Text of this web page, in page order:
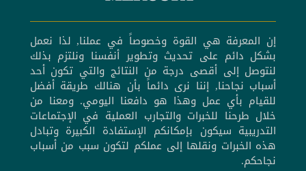
إن المعرفة هي القوة وخصوصاً في عملنا, لذا نعمل
بشكل دائم على تحديث وتطوير أنفسنا ونلتزم بذلك
لنتوصل إلى أقصى درجة من النتائج والتي تكون أحد
أسباب نجاحنا, إننا نرى دائماً بأن هنالك طريقة أفضل
للقيام بأي عمل وهذا هو دافعنا اليومي. ومعنا من
خلال طرحنا للخبرات والتجارب العملية في الإجتماعات
التدريبية سيكون بإمكانكم الإستفادة الكبيرة وتبادل
هذه الخبرات ونقلها إلى عملكم لتكون سبب من أسباب
نجاحكم.